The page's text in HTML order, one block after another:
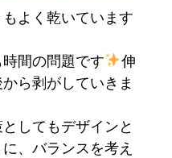
よく乾いています
間の問題です
伸
ら剥がしていきま
してもデザインと
、バランスを考え